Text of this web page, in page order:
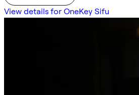
View details for OneKey Sifu